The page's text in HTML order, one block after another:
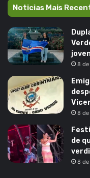
Noticias Mais
8
8
de
8